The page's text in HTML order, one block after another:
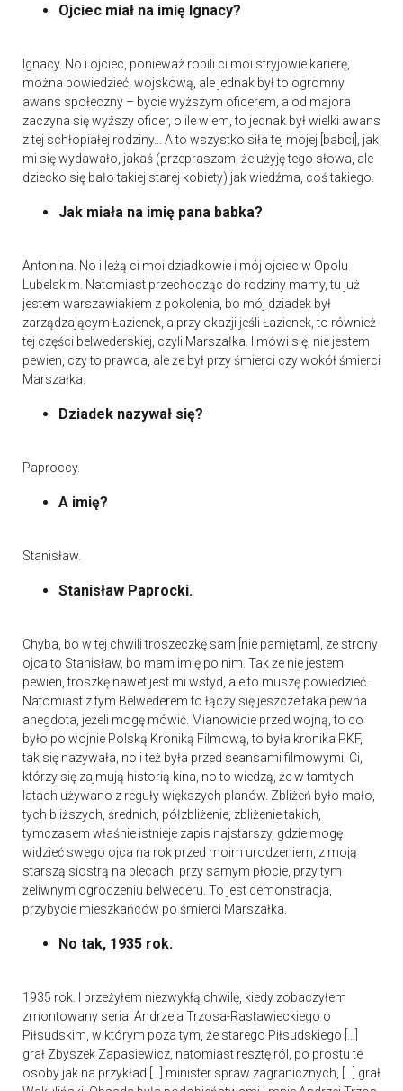
Ojciec miał na imię Ignacy?
Ignacy. No i ojciec, ponieważ robili ci moi stryjowie karierę,
można powiedzieć, wojskową, ale jednak był to ogromny
awans społeczny – bycie wyższym oficerem, a od majora
zaczyna się wyższy oficer, o ile wiem, to jednak był wielki awans
z tej schłopiałej rodziny… A to wszystko siła tej mojej [babci], jak
mi się wydawało, jakaś (przepraszam, że użyję tego słowa, ale
dziecko się bało takiej starej kobiety) jak wiedźma, coś takiego.
Jak miała na imię pana babka?
Antonina. No i leżą ci moi dziadkowie i mój ojciec w Opolu
Lubelskim. Natomiast przechodząc do rodziny mamy, tu już
jestem warszawiakiem z pokolenia, bo mój dziadek był
zarządzającym Łazienek, a przy okazji jeśli Łazienek, to również
tej części belwederskiej, czyli Marszałka. I mówi się, nie jestem
pewien, czy to prawda, ale że był przy śmierci czy wokół śmierci
Marszałka.
Dziadek nazywał się?
Paproccy.
A imię?
Stanisław.
Stanisław Paprocki.
Chyba, bo w tej chwili troszeczkę sam [nie pamiętam], ze strony
ojca to Stanisław, bo mam imię po nim. Tak że nie jestem
pewien, troszkę nawet jest mi wstyd, ale to muszę powiedzieć.
Natomiast z tym Belwederem to łączy się jeszcze taka pewna
anegdota, jeżeli mogę mówić. Mianowicie przed wojną, to co
było po wojnie Polską Kroniką Filmową, to była kronika PKF,
tak się nazywała, no i też była przed seansami filmowymi. Ci,
którzy się zajmują historią kina, no to wiedzą, że w tamtych
latach używano z reguły większych planów. Zbliżeń było mało,
tych bliższych, średnich, półzbliżenie, zbliżenie takich,
tymczasem właśnie istnieje zapis najstarszy, gdzie mogę
widzieć swego ojca na rok przed moim urodzeniem, z moją
starszą siostrą na plecach, przy samym płocie, przy tym
żeliwnym ogrodzeniu belwederu. To jest demonstracja,
przybycie mieszkańców po śmierci Marszałka.
No tak, 1935 rok.
1935 rok. I przeżyłem niezwykłą chwilę, kiedy zobaczyłem
zmontowany serial Andrzeja Trzosa-Rastawieckiego o
Piłsudskim, w którym poza tym, że starego Piłsudskiego […]
grał Zbyszek Zapasiewicz, natomiast resztę ról, po prostu te
osoby jak na przykład […] minister spraw zagranicznych, […] grał